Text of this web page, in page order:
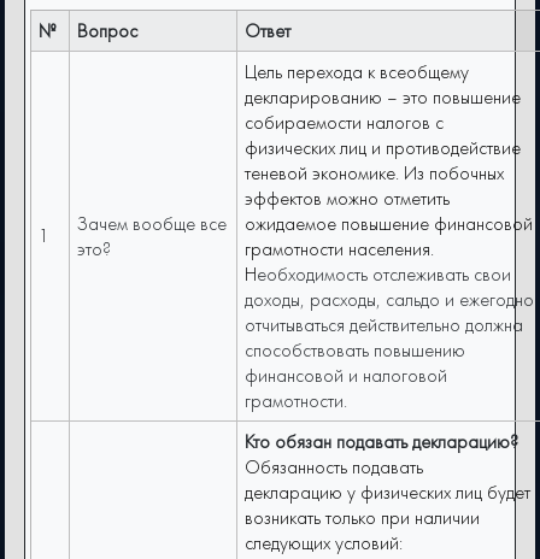
№ Вопрос Ответ
1
Зачем вообще все
это?
Цель перехода к всеобщему
декларированию – это повышение
собираемости налогов с
физических лиц и противодействие
теневой экономике. Из побочных
эффектов можно отметить
ожидаемое повышение финансовой
грамотности населения.
Необходимость отслеживать свои
доходы, расходы, сальдо и ежегодно
отчитываться действительно должна
способствовать повышению
финансовой и налоговой
грамотности.
Кто обязан подавать декларацию?
Обязанность подавать
декларацию у физических лиц будет
возникать только при наличии
следующих условий: